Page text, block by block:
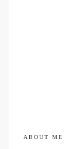
ABOUT ME